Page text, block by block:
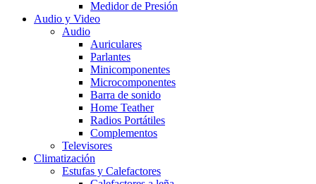
Medidor de Presión
Audio y Video
Audio
Auriculares
Parlantes
Minicomponentes
Microcomponentes
Barra de sonido
Home Teather
Radios Portátiles
Complementos
Televisores
Climatización
Estufas y Calefactores